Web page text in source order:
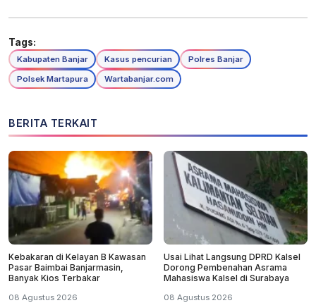
Tags:
Kabupaten Banjar Kasus pencurian
Polres Banjar
Polsek Martapura
Wartabanjar.com
BERITA TERKAIT
Kebakaran di Kelayan B Kawasan
Pasar Baimbai Banjarmasin,
Banyak Kios Terbakar
08 Agustus 2026
Usai Lihat Langsung DPRD Kalsel
Dorong Pembenahan Asrama
Mahasiswa Kalsel di Surabaya
08 Agustus 2026